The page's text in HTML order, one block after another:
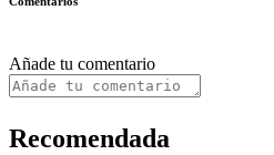
Añade tu comentario
Recomendada